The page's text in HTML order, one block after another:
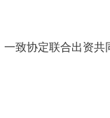
致协定联合出资共